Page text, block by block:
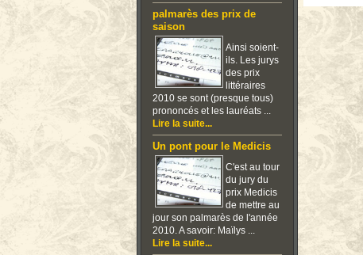
palmarès des prix de
saison
Ainsi soient-
ils. Les jurys
des prix
littéraires
2010 se sont (presque tous)
prononcés et les lauréats ...
Lire la suite...
Un pont pour le Medicis
C'est au tour
du jury du
prix Medicis
de mettre au
jour son palmarès de l'année
2010. A savoir: Maïlys ...
Lire la suite...